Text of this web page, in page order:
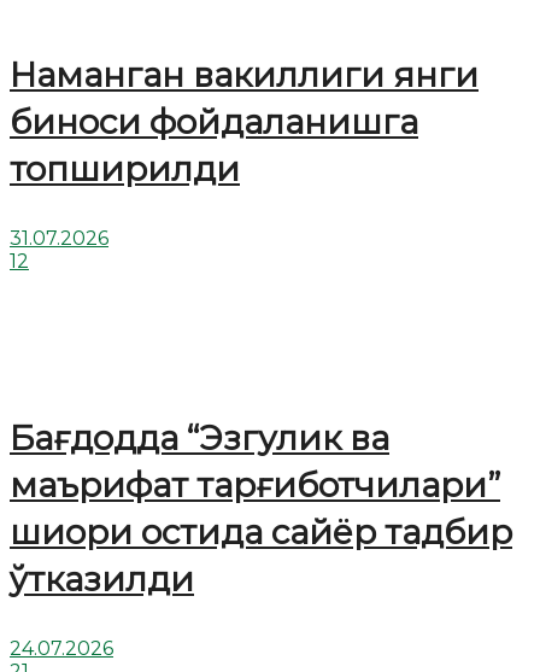
Наманган вакиллиги янги
биноси фойдаланишга
топширилди
31.07.2026
12
Бағдодда “Эзгулик ва
маърифат тарғиботчилари”
шиори остида сайёр тадбир
ўтказилди
24.07.2026